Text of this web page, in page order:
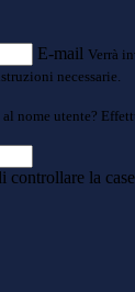
E-mail Verrà
necessarie.
nome utente?
controllare la